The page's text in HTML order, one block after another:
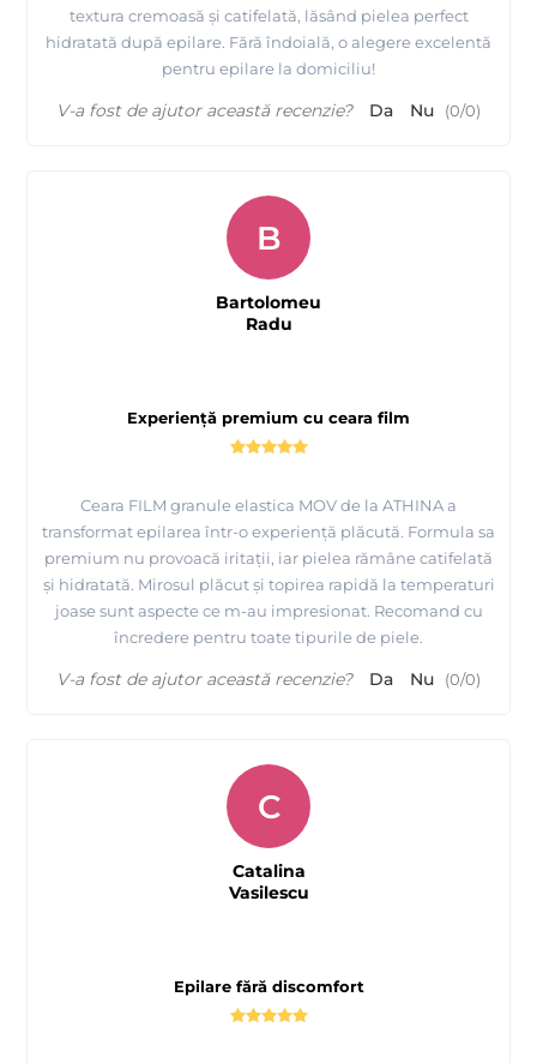
textura cremoasă și catifelată, lăsând pielea perfect
hidratată după epilare. Fără îndoială, o alegere excelentă
pentru epilare la domiciliu!
V-a fost de ajutor această recenzie? Da Nu (0/0)
Experiență premium cu ceara film
Ceara FILM granule elastica MOV de la ATHINA a
transformat epilarea într-o experiență plăcută. Formula sa
premium nu provoacă iritații, iar pielea rămâne catifelată
și hidratată. Mirosul plăcut și topirea rapidă la temperaturi
joase sunt aspecte ce m-au impresionat. Recomand cu
încredere pentru toate tipurile de piele.
B
Bartolomeu
Radu
V-a fost de ajutor această recenzie? Da Nu (0/0)
Epilare fără discomfort
C
Catalina
Vasilescu